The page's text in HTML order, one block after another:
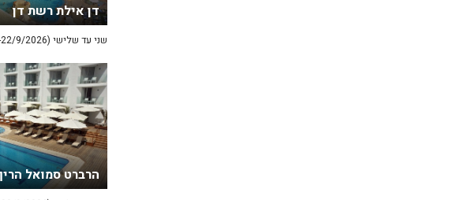
דן אילת רשת דן
שני עד שלישי (21-22/9/2026)
הרברט סמואל